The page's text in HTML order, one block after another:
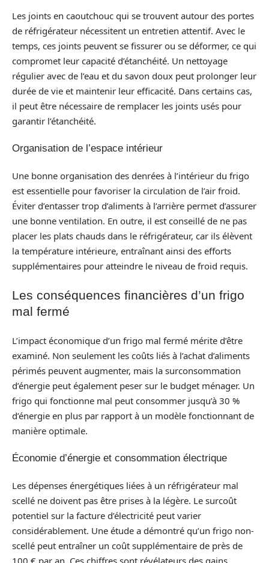
Les joints en caoutchouc qui se trouvent autour des portes
de réfrigérateur nécessitent un entretien attentif. Avec le
temps, ces joints peuvent se fissurer ou se déformer, ce qui
compromet leur capacité d’étanchéité. Un nettoyage
régulier avec de l’eau et du savon doux peut prolonger leur
durée de vie et maintenir leur efficacité. Dans certains cas,
il peut être nécessaire de remplacer les joints usés pour
garantir l’étanchéité.
Organisation de l’espace intérieur
Une bonne organisation des denrées à l’intérieur du frigo
est essentielle pour favoriser la circulation de l’air froid.
Éviter d’entasser trop d’aliments à l’arrière permet d’assurer
une bonne ventilation. En outre, il est conseillé de ne pas
placer les plats chauds dans le réfrigérateur, car ils élèvent
la température intérieure, entraînant ainsi des efforts
supplémentaires pour atteindre le niveau de froid requis.
Les conséquences financières d’un frigo
mal fermé
L’impact économique d’un frigo mal fermé mérite d’être
examiné. Non seulement les coûts liés à l’achat d’aliments
périmés peuvent augmenter, mais la surconsommation
d’énergie peut également peser sur le budget ménager. Un
frigo qui fonctionne mal peut consommer jusqu’à 30 %
d’énergie en plus par rapport à un modèle fonctionnant de
manière optimale.
Économie d’énergie et consommation électrique
Les dépenses énergétiques liées à un réfrigérateur mal
scellé ne doivent pas être prises à la légère. Le surcoût
potentiel sur la facture d’électricité peut varier
considérablement. Une étude a démontré qu’un frigo non-
scellé peut entraîner un coût supplémentaire de près de
100 € par an. Ces chiffres sont révélateurs des gains